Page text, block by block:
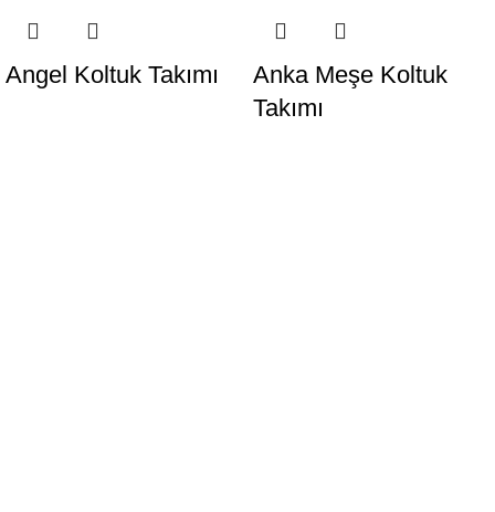
Angel Koltuk Takımı
Anka Meşe Koltuk
Takımı